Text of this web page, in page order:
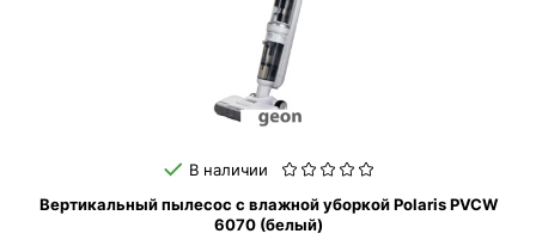
В наличии
Вертикальный пылесос с влажной уборкой Polaris PVCW
6070 (белый)